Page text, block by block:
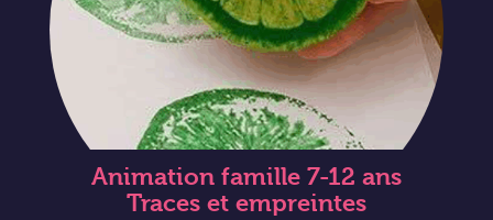
Animation famille 7-12 ans
Traces et empreintes